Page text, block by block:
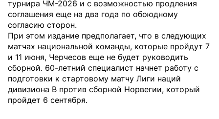
турнира ЧМ-2026 и с возможностью продления
соглашения еще на два года по обоюдному
согласию сторон.
При этом издание предполагает, что в следующих
матчах национальной команды, которые пройдут 7
и 11 июня, Черчесов еще не будет руководить
сборной. 60-летний специалист начнет работу с
подготовки к стартовому матчу Лиги наций
дивизиона B против сборной Норвегии, который
пройдет 6 сентября.